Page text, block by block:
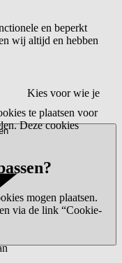
Kies voor wie je
en beperkt
wij altijd en hebben
te plaatsen voor
Deze cookies
mogen plaatsen.
via de link “Cookie-